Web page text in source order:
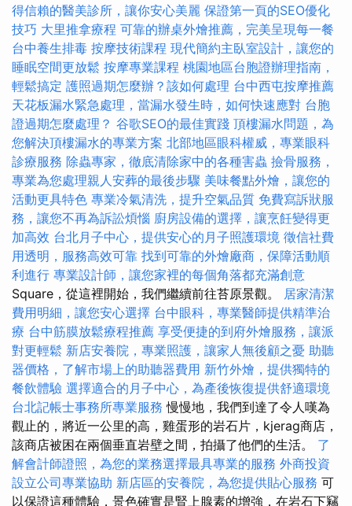
得信賴的醫美診所，讓你安心美麗 保證第一頁的SEO優化
技巧 大里推拿療程 可靠的辦桌外燴推薦，完美呈現每一餐
台中養生排毒 按摩技術課程 現代簡約主臥室設計，讓您的
睡眠空間更放鬆 按摩專業課程 桃園地區台胞證辦理指南，
輕鬆搞定 護照過期怎麼辦？該如何處理 台中西屯按摩推薦
天花板漏水緊急處理，當漏水發生時，如何快速應對 台胞
證過期怎麼處理？ 谷歌SEO的最佳實踐 頂樓漏水問題，為
您解決頂樓漏水的專業方案 北部地區眼科權威，專業眼科
診療服務 除蟲專家，徹底清除家中的各種害蟲 撿骨服務，
專業為您處理親人安葬的最後步驟 美味餐點外燴，讓您的
活動更具特色 專業冷氣清洗，提升空氣品質 免費寫訴狀服
務，讓您不再為訴訟煩惱 廚房設備的選擇，讓烹飪變得更
加高效 台北月子中心，提供安心的月子照護環境 徵信社費
用透明，服務高效可靠 找到可靠的外燴廠商，保障活動順
利進行 專業設計師，讓您家裡的每個角落都充滿創意
Square，從這裡開始，我們繼續前往苔原景觀。 居家清潔
費用明細，讓您安心選擇 台中眼科，專業醫師提供精準治
療 台中筋膜放鬆療程推薦 享受便捷的到府外燴服務，讓派
對更輕鬆 新店安養院，專業照護，讓家人無後顧之憂 助聽
器價格，了解市場上的助聽器費用 新竹外燴，提供獨特的
餐飲體驗 選擇適合的月子中心，為產後恢復提供舒適環境
台北記帳士事務所專業服務 慢慢地，我們到達了令人嘆為
觀止的，將近一公里的高，雞蛋形的岩石片，kjerag商店，
該商店被困在兩個垂直岩壁之間，拍攝了他們的生活。 了
解會計師證照，為您的業務選擇最具專業的服務 外商投資
設立公司專業協助 新店區的安養院，為您提供貼心服務 可
以保證這種體驗，景色確實是腎上腺素的增強，在岩石下竊